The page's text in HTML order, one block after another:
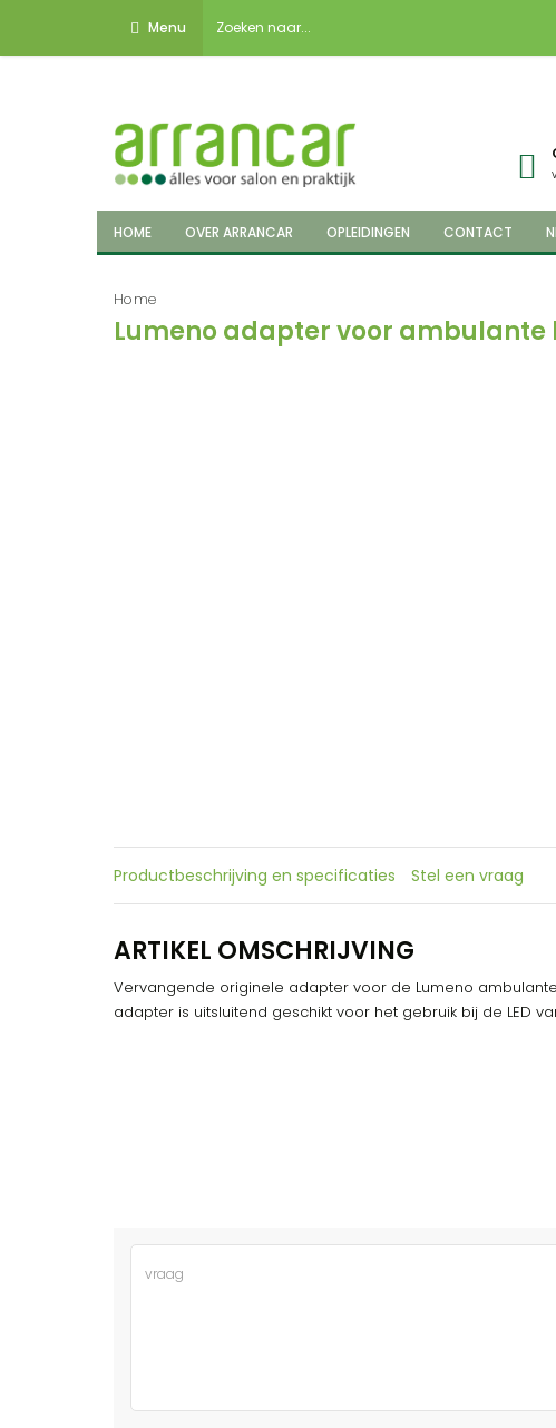
Menu
HOME OVER ARRANCAR OPLEIDINGEN CONTACT
Home
Lumeno adapter voor ambulante
Productbeschrijving en specificaties Stel een vraag
ARTIKEL OMSCHRIJVING
Vervangende originele adapter voor de Lumeno
adapter is uitsluitend geschikt voor het gebruik bij de LED